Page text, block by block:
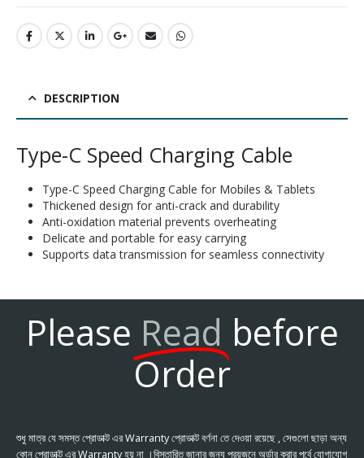
DESCRIPTION
Type-C Speed Charging Cable
Type-C Speed Charging Cable for Mobiles & Tablets
Thickened design for anti-crack and durability
Anti-oxidation material prevents overheating
Delicate and portable for easy carrying
Supports data transmission for seamless connectivity
Please Read before
Order
শুধু মাত্র যে সমস্ত প্রোডাক্ট এর Warranty প্রোডাক্ট বর্ণনা তে দেওয়া রয়েছে , সেগুলো ছাড়া অন্য
কোন প্রোডাক্ট এর Warranty হয় না ।বিস্তারিত জানার জন্য প্রয়জনে অর্ডার করার পূর্বে যোগাযোগ